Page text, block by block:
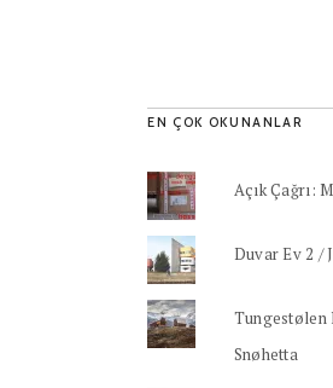
EN ÇOK OKUNANLAR
Açık Çağrı:
Duvar Ev 2 /
Tungestølen
Snøhetta